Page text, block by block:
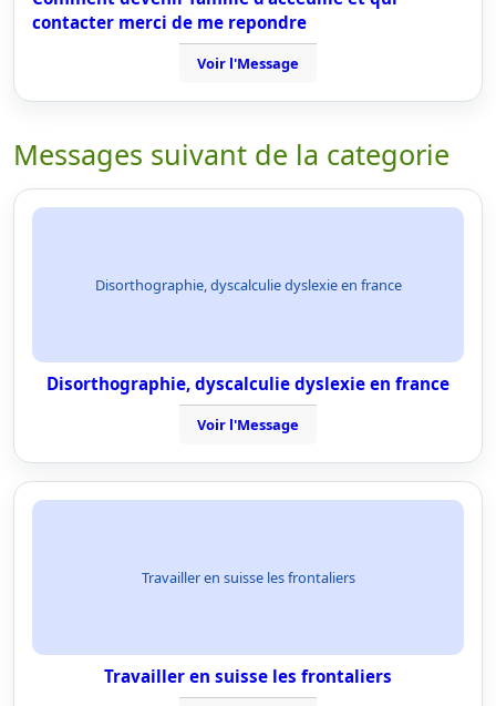
contacter merci de me repondre
Voir l'Message
Messages suivant de la categorie
Disorthographie, dyscalculie dyslexie en france
Disorthographie, dyscalculie dyslexie en france
Voir l'Message
Travailler en suisse les frontaliers
Travailler en suisse les frontaliers